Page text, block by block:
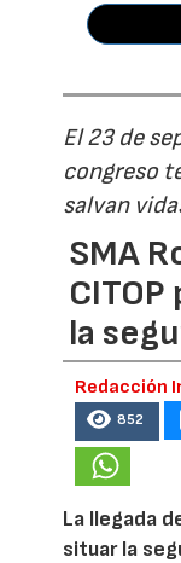
El 23 de
congreso
salvan
SMA
la
Redacción
852
La llegada
situar la